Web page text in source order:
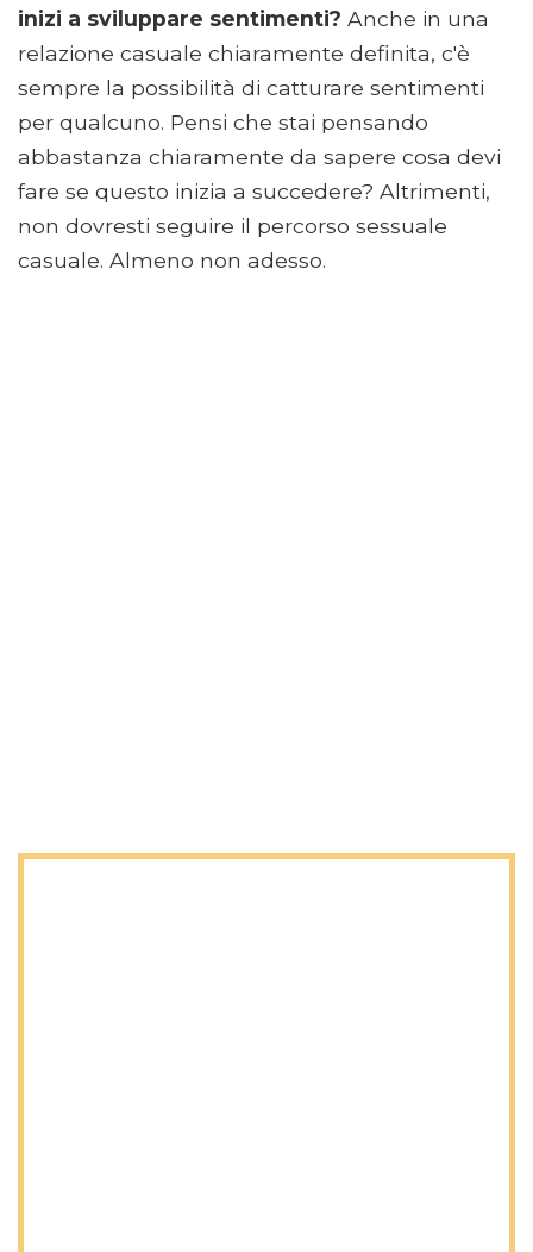
inizi a sviluppare sentimenti? Anche in una
relazione casuale chiaramente definita, c'è
sempre la possibilità di catturare sentimenti
per qualcuno. Pensi che stai pensando
abbastanza chiaramente da sapere cosa devi
fare se questo inizia a succedere? Altrimenti,
non dovresti seguire il percorso sessuale
casuale. Almeno non adesso.